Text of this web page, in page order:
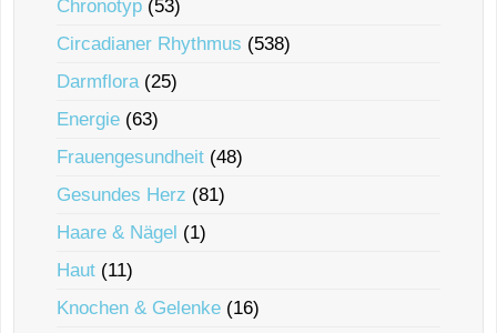
Chronotyp (53)
Circadianer Rhythmus (538)
Darmflora(25)
Energie (63)
Frauengesundheit (48)
Gesundes Herz (81)
Haare & Nägel (1)
Haut (11)
Knochen & Gelenke (16)